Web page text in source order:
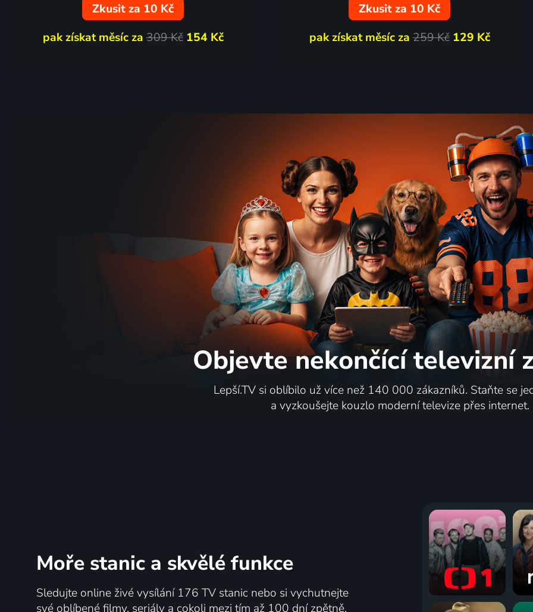
Zkusit za 10 Kč
pak získat měsíc za309 Kč 154 Kč
Zkusit za 10 Kč
pak získat měsíc za259 Kč 129 Kč
Objevte nekončící televizní
Lepší.TV si oblíbilo už více než 140 000 zákazníků. Staňte se
a vyzkoušejte kouzlo moderní televize přes internet.
Moře stanic a skvělé funkce
Sledujte online živé vysílání 176 TV stanic nebo si vychutnejte
své oblíbené filmy, seriály a cokoli mezi tím až 100 dní zpětně.